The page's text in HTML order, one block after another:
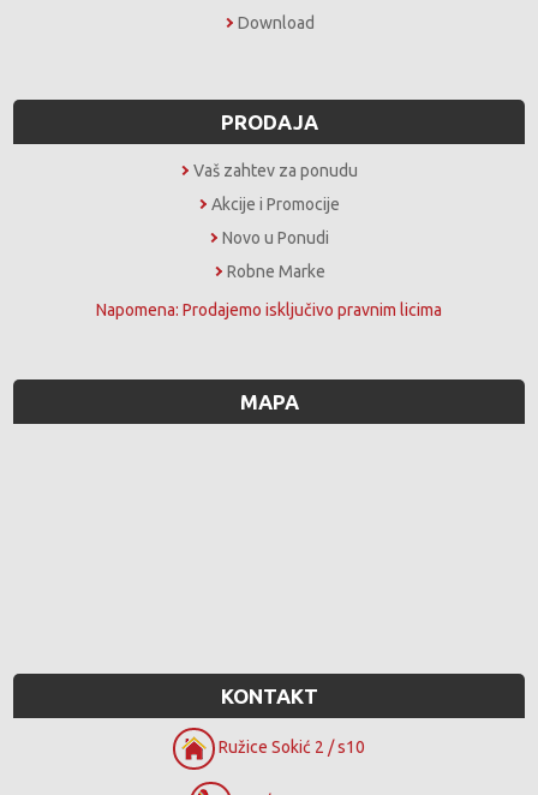
Download
PRODAJA
Vaš zahtev za ponudu
Akcije i Promocije
Novo u Ponudi
Robne Marke
Napomena: Prodajemo isključivo pravnim licima
MAPA
KONTAKT
Ružice Sokić 2 / s10